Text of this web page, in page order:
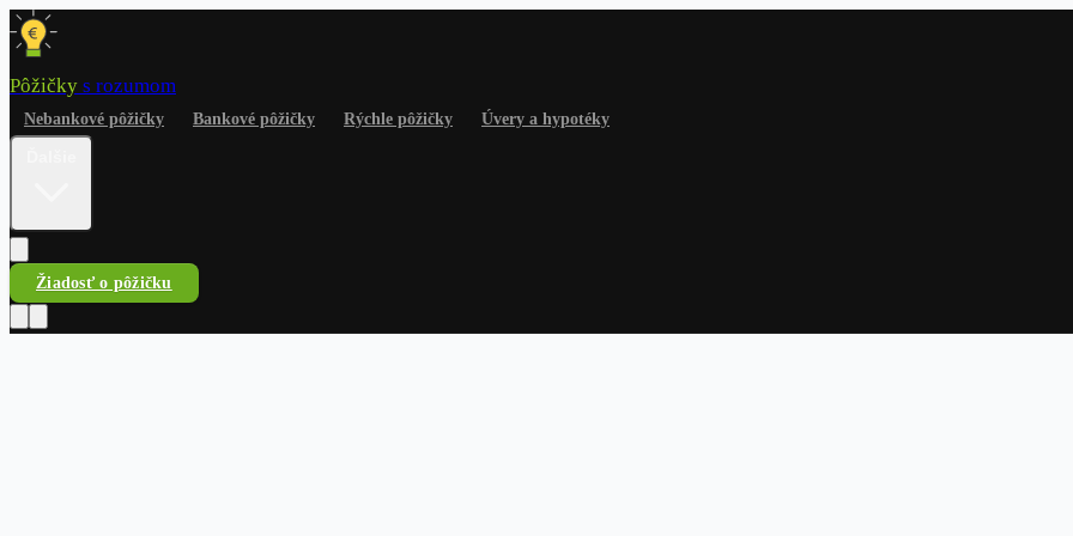
Pôžičky s rozumom
Nebankové pôžičky Bankové pôžičky Rýchle pôžičky Úvery a hypotéky
Žiadosť o pôžičku